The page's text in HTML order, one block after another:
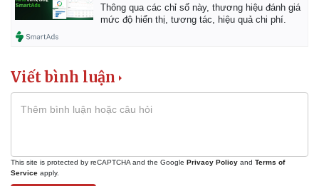
Thông qua các chỉ số này, thương hiệu đánh giá
mức độ hiển thị, tương tác, hiệu quả chi phí.
Viết bình luận
This site is protected by reCAPTCHA and the Google Privacy Policy and Terms of
Service apply.